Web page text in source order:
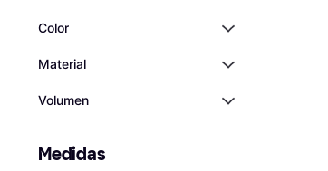
Color
Material
Volumen
Medidas